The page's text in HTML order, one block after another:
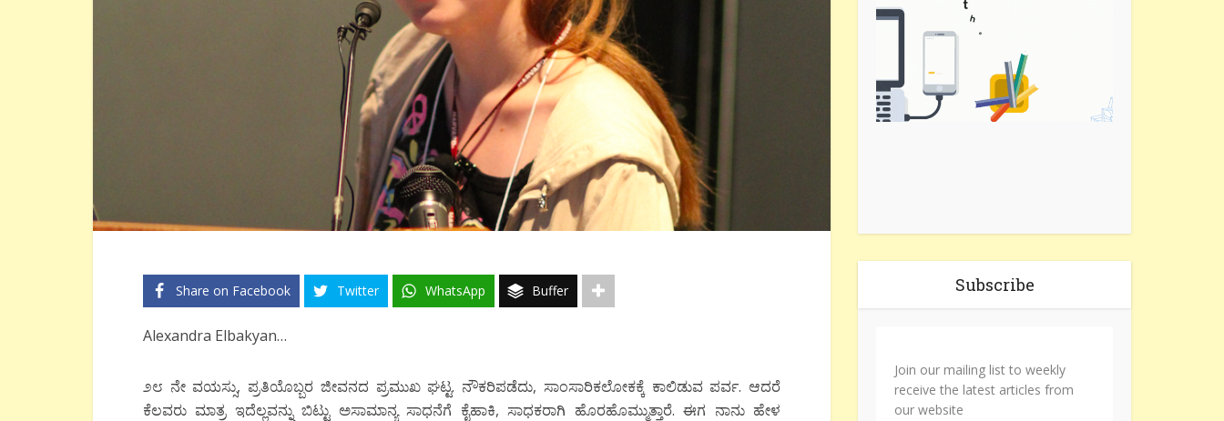
Share on Facebook Twitter WhatsApp Buffer
Alexandra Elbakyan…
೨೮ ನೇ ವಯಸ್ಸು, ಪ್ರತಿಯೊಬ್ಬರ ಜೀವನದ ಪ್ರಮುಖ ಘಟ್ಟ. ನೌಕರಿಪಡೆದು, ಸಾಂಸಾರಿಕಲೋಕಕ್ಕೆ ಕಾಲಿಡುವ ಪರ್ವ. ಆದರೆ
ಕೆಲವರು ಮಾತ್ರ ಇದೆಲ್ಲವನ್ನು ಬಿಟ್ಟು ಅಸಾಮಾನ್ಯ ಸಾಧನೆಗೆ ಕೈಹಾಕಿ, ಸಾಧಕರಾಗಿ ಹೊರಹೊಮ್ಮುತ್ತಾರೆ. ಈಗ ನಾನು ಹೇಳ
Subscribe
Join our mailing list to weekly
receive the latest articles from
our website